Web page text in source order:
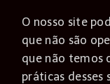
O nosso site
que não são
que não temos
práticas desses